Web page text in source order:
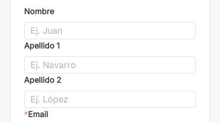
Nombre
Apellido 1
Apellido 2
*Email